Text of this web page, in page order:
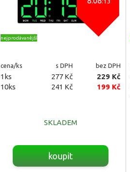
nejprodávanější
cena/ks s DPH bez DPH
1ks 277 Kč
229 Kč
10ks
241 Kč 199 Kč
SKLADEM
koupit